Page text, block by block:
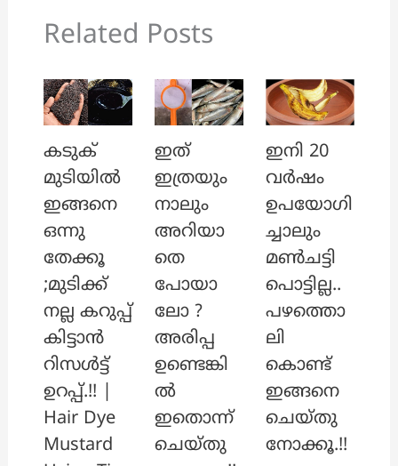
Related Posts
കടുക്
മുടിയിൽ
ഇങ്ങനെ
ഒന്നു
തേക്കൂ
;മുടിക്ക്
നല്ല കറുപ്പ്
കിട്ടാൻ
റിസൾട്ട്
ഉറപ്പ്.!! |
Hair Dye
Mustard
ഇത്
ഇത്രയും
നാലും
അറിയാ
തെ
പോയാ
ലോ ?
അരിപ്പ
ഉണ്ടെങ്കി
ൽ
ഇതൊന്ന്
ചെയ്തു
ഇനി 20
വർഷം
ഉപയോഗി
ച്ചാലും
മൺചട്ടി
പൊട്ടില്ല..
പഴത്തൊ
ലി
കൊണ്ട്
ഇങ്ങനെ
ചെയ്തു
നോക്കൂ.!!